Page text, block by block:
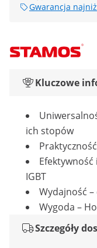
Gwarancja
Kluczowe
ich stopów
IGBT
Wydajność –
Wygoda –
Szczegóły